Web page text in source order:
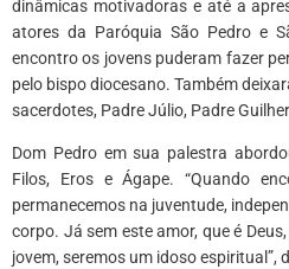
dinâmicas motivadoras e até a
atores da Paróquia São Pedro e
encontro os jovens puderam fazer
pelo bispo diocesano. Também
sacerdotes, Padre Júlio, Padre
Dom Pedro em sua palestra
Filos, Eros e Ágape. “Quando
permanecemos na juventude,
corpo. Já sem este amor, que é
jovem, seremos um idoso espiritual”,